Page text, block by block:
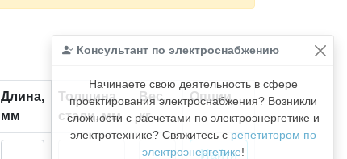
Консультант по электроснабжению
Начинаете свою деятельность в сфере
проектирования электроснабжения? Возникли
сложности с расчетами по электроэнергетике и
электротехнике? Свяжитесь с репетитором по
электроэнергетике!
Длина,
мм
Толщина
стали, мм
Вес,
кг
Опции